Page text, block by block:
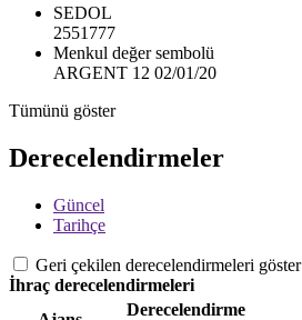
SEDOL
2551777
Menkul değer sembolü
ARGENT 12 02/01/20
Tümünü göster
Derecelendirmeler
Güncel
Tarihçe
Geri çekilen derecelendirmeleri göster
İhraç derecelendirmeleri
Derecelendirme